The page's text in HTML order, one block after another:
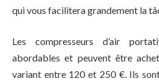
qui vous facilitera grandement la
Les compresseurs d’air
abordables et peuvent être
variant entre 120 et 250 €. Ils